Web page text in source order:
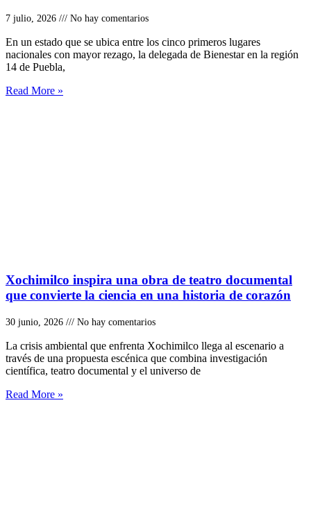
7 julio, 2026 No hay comentarios
En un estado que se ubica entre los cinco primeros lugares
nacionales con mayor rezago, la delegada de Bienestar en la región
14 de Puebla,
Read More »
Xochimilco inspira una obra de teatro documental
que convierte la ciencia en una historia de corazón
30 junio, 2026 No hay comentarios
La crisis ambiental que enfrenta Xochimilco llega al escenario a
través de una propuesta escénica que combina investigación
científica, teatro documental y el universo de
Read More »